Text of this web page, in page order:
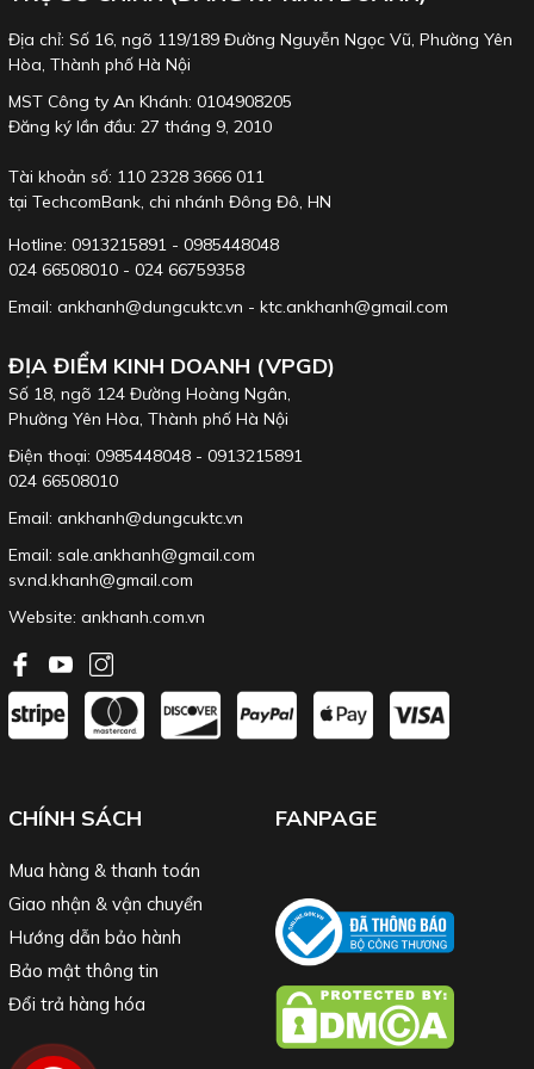
Địa chỉ: Số 16, ngõ 119/189 Đường Nguyễn Ngọc Vũ, Phường Yên
Hòa, Thành phố Hà Nội
MST Công ty An Khánh: 0104908205
Đăng ký lần đầu: 27 tháng 9, 2010
Tài khoản số: 110 2328 3666 011
tại TechcomBank, chi nhánh Đông Đô, HN
Hotline: 0913215891 - 0985448048
024 66508010 - 024 66759358
Email: ankhanh@dungcuktc.vn - ktc.ankhanh@gmail.com
ĐỊA ĐIỂM KINH DOANH (VPGD)
Số 18, ngõ 124 Đường Hoàng Ngân,
Phường Yên Hòa, Thành phố Hà Nội
Điện thoại: 0985448048 - 0913215891
024 66508010
Email: ankhanh@dungcuktc.vn
Email: sale.ankhanh@gmail.com
sv.nd.khanh@gmail.com
Website: ankhanh.com.vn
CHÍNH SÁCH
Mua hàng & thanh toán
Giao nhận & vận chuyển
Hướng dẫn bảo hành
Bảo mật thông tin
Đổi trả hàng hóa
FANPAGE